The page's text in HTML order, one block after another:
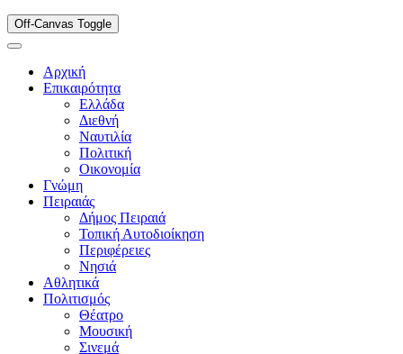
Off-Canvas Toggle
Αρχική
Επικαιρότητα
Ελλάδα
Διεθνή
Ναυτιλία
Πολιτική
Οικονομία
Γνώμη
Πειραιάς
Δήμος Πειραιά
Τοπική Αυτοδιοίκηση
Περιφέρειες
Νησιά
Αθλητικά
Πολιτισμός
Θέατρο
Μουσική
Σινεμά